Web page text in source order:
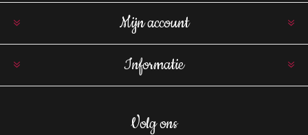
Mijn account
Informatie
Volg ons